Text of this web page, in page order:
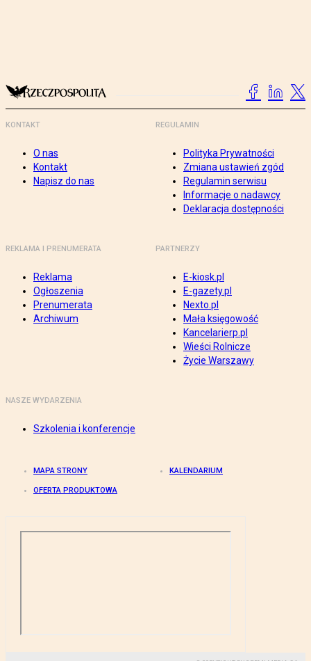
KONTAKT
O nas
Kontakt
Napisz do nas
REGULAMIN
Polityka Prywatności
Zmiana ustawień zgód
Regulamin serwisu
Informacje o nadawcy
Deklaracja dostępności
REKLAMA I PRENUMERATA
Reklama
Ogłoszenia
Prenumerata
Archiwum
PARTNERZY
E-kiosk.pl
E-gazety.pl
Nexto.pl
Mała księgowość
Kancelarierp.pl
Wieści Rolnicze
Życie Warszawy
NASZE WYDARZENIA
Szkolenia i konferencje
MAPA STRONY KALENDARIUM
OFERTA PRODUKTOWA